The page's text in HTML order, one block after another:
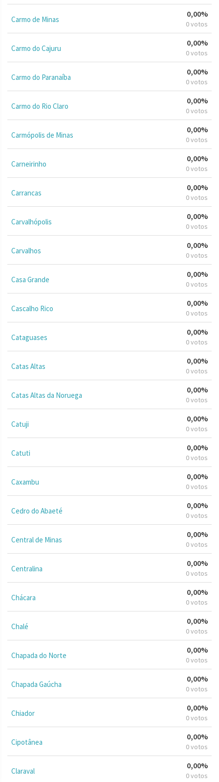
Carmo de Minas
0,00%
0 votos
Carmo do Cajuru
0,00%
0 votos
Carmo do Paranaíba
0,00%
0 votos
Carmo do Rio Claro
0,00%
0 votos
Carmópolis de Minas
0,00%
0 votos
Carneirinho
0,00%
0 votos
Carrancas
0,00%
0 votos
Carvalhópolis
0,00%
0 votos
Carvalhos
0,00%
0 votos
Casa Grande
0,00%
0 votos
Cascalho Rico
0,00%
0 votos
Cataguases
0,00%
0 votos
Catas Altas
0,00%
0 votos
Catas Altas da Noruega
0,00%
0 votos
Catuji
0,00%
0 votos
Catuti
0,00%
0 votos
Caxambu
0,00%
0 votos
Cedro do Abaeté
0,00%
0 votos
Central de Minas
0,00%
0 votos
Centralina
0,00%
0 votos
Chácara
0,00%
0 votos
Chalé
0,00%
0 votos
Chapada do Norte
0,00%
0 votos
Chapada Gaúcha
0,00%
0 votos
Chiador
0,00%
0 votos
Cipotânea
0,00%
0 votos
Claraval
0,00%
0 votos